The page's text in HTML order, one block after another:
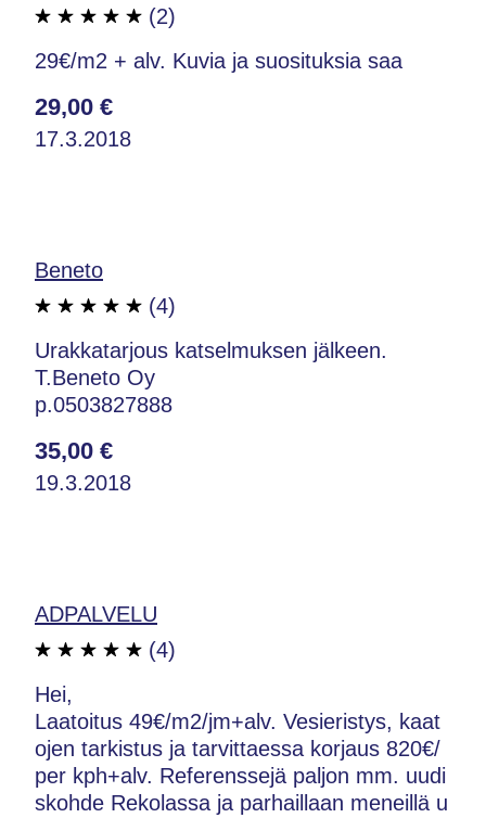
(2)
29€/m2 + alv. Kuvia ja suosituksia saa
29,00 €
17.3.2018
Beneto
(4)
Urakkatarjous katselmuksen jälkeen.
T.Beneto Oy
p.0503827888
35,00 €
19.3.2018
ADPALVELU
(4)
Hei,
Laatoitus 49€/m2/jm+alv. Vesieristys, kaat
ojen tarkistus ja tarvittaessa korjaus 820€/
per kph+alv. Referenssejä paljon mm. uudi
skohde Rekolassa ja parhaillaan meneillä u